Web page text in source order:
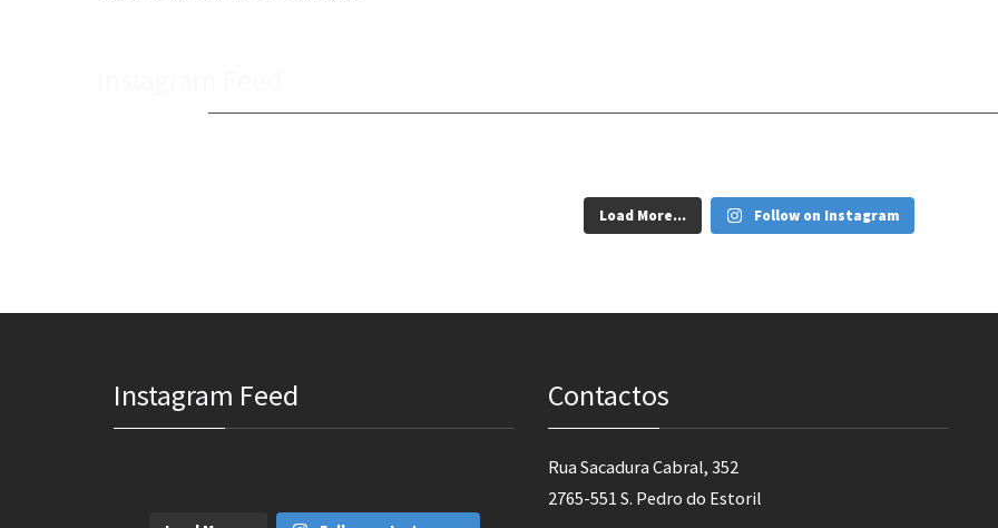
Load More... Follow on Instagram
Instagram Feed Contactos
Rua Sacadura Cabral, 352
2765-551 S. Pedro do Estoril